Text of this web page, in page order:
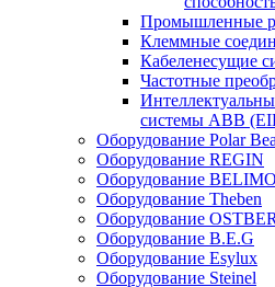
Промышленные
Клеммные
Кабеленесущие
Частотные
системы ABB
Оборудование Polar
Оборудование REGIN
Оборудование BELIMO
Оборудование Theben
Оборудование
Оборудование B.E.G
Оборудование Esylux
Оборудование Steinel